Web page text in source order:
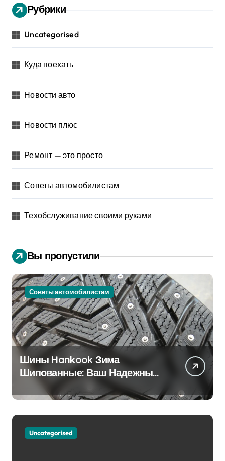
Рубрики
Uncategorised
Куда поехать
Новости авто
Новости плюс
Ремонт — это просто
Советы автомобилистам
Техобслуживание своими руками
Вы пропустили
Советы автомобилистам
Шины Hankook Зима
Шипованные: Ваш Надежный
Партнёр на Снежных Дорогах
Uncategorised